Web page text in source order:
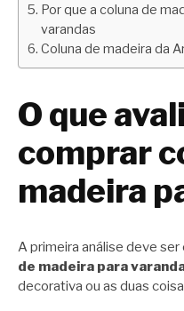
Por que a coluna de
varandas
Coluna de madeira da
O que
comprar
madeira
A primeira análise deve ser
de madeira para
decorativa ou as duas